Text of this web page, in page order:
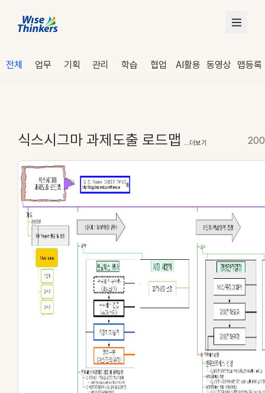
수강 신청
전체 업무 기획 관리 학습 협업 AI활용 동영상 맵등록
식스시그마 과제도출 로드맵 ...더보기